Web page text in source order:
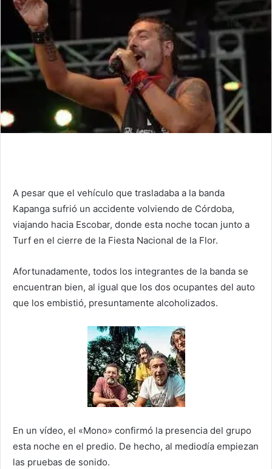
A pesar que el vehículo que trasladaba a la banda
Kapanga sufrió un accidente volviendo de Córdoba,
viajando hacia Escobar, donde esta noche tocan junto a
Turf en el cierre de la Fiesta Nacional de la Flor.
Afortunadamente, todos los integrantes de la banda se
encuentran bien, al igual que los dos ocupantes del auto
que los embistió, presuntamente alcoholizados.
En un vídeo, el «Mono» confirmó la presencia del grupo
esta noche en el predio. De hecho, al mediodía empiezan
las pruebas de sonido.